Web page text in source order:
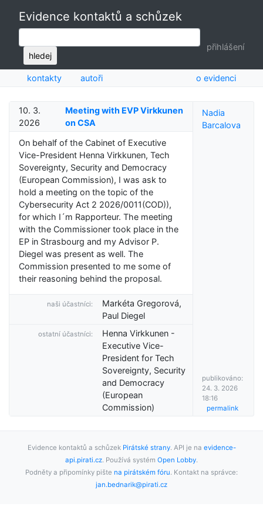
Evidence kontaktů a schůzek
hledej
přihlášení
kontakty autoři o evidenci
10. 3.
2026
Meeting with EVP Virkkunen
on CSA
On behalf of the Cabinet of Executive
Vice-President Henna Virkkunen, Tech
Sovereignty, Security and Democracy
(European Commission), I was ask to
hold a meeting on the topic of the
Cybersecurity Act 2 2026/0011(COD)),
for which I´m Rapporteur. The meeting
with the Commissioner took place in the
EP in Strasbourg and my Advisor P.
Diegel was present as well. The
Commission presented to me some of
their reasoning behind the proposal.
naši účastníci:
Markéta Gregorová,
Paul Diegel
ostatní účastníci:
Henna Virkkunen -
Executive Vice-
President for Tech
Sovereignty, Security
and Democracy
(European
Commission)
Nadia
Barcalova
publikováno:
24. 3. 2026
18:16
permalink
Evidence kontaktů a schůzek Pirátské strany. API je na evidence-
api.pirati.cz. Používá systém Open Lobby.
Podněty a připomínky pište na pirátském fóru. Kontakt na správce:
jan.bednarik@pirati.cz